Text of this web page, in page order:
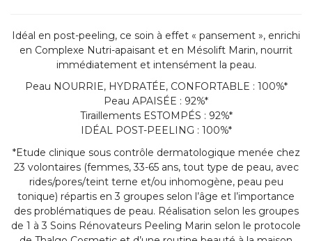
Idéal en post-peeling, ce soin à effet « pansement », enrichi
en Complexe Nutri-apaisant et en Mésolift Marin, nourrit
immédiatement et intensément la peau.
Peau NOURRIE, HYDRATÉE, CONFORTABLE : 100%*
Peau APAISÉE : 92%*
Tiraillements ESTOMPÉS : 92%*
IDÉAL POST-PEELING : 100%*
*Etude clinique sous contrôle dermatologique menée chez
23 volontaires (femmes, 33-65 ans, tout type de peau, avec
rides/pores/teint terne et/ou inhomogène, peau peu
tonique) répartis en 3 groupes selon l’âge et l’importance
des problématiques de peau. Réalisation selon les groupes
de 1 à 3 Soins Rénovateurs Peeling Marin selon le protocole